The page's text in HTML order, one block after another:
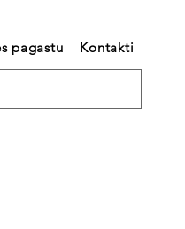
pagastu Kontakti